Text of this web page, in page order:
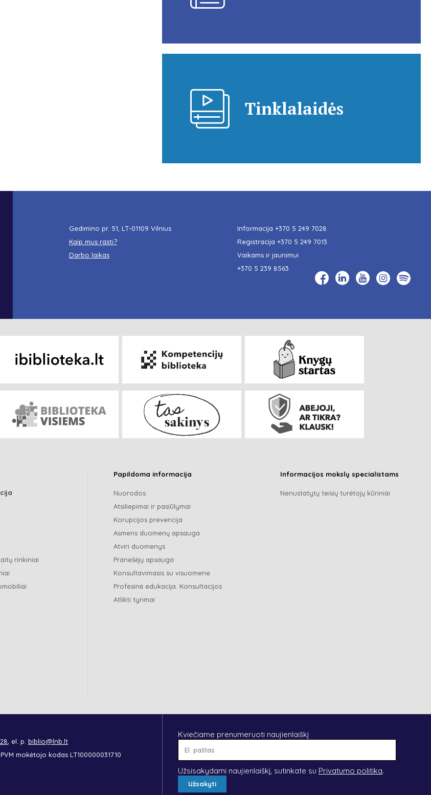
Tinklalaidės
Gedimino pr. 51, LT-01109 Vilnius
Kaip mus rasti?
Darbo laikas
Informacija +370 5 249 7028
Registracija +370 5 249 7013
Vaikams ir jaunimui
+370 5 239 8563
rinkiniai
Papildoma informacija
Nuorodos
Atsiliepimai ir pasiūlymai
Korupcijos prevencija
Asmens duomenų apsauga
Atviri duomenys
Pranešėjų apsauga
Konsultavimasis su visuomene
Profesinė edukacija. Konsultacijos
Atlikti tyrimai
Informacijos mokslų specialistams
Nenustatytų teisių turėtojų kūriniai
, el. p. biblio@lnb.lt
mokėtojo kodas LT100000031710
Kviečiame prenumeruoti naujienlaiškį
Užsisakydami naujienlaiškį, sutinkate su Privatumo politika.